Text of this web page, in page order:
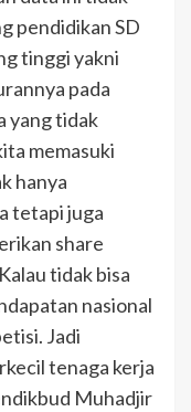
pendidikan SD
tinggi yakni
pada
yang tidak
memasuki
hanya
tetapi juga
share
tidak bisa
nasional
Jadi
tenaga kerja
Muhadjir